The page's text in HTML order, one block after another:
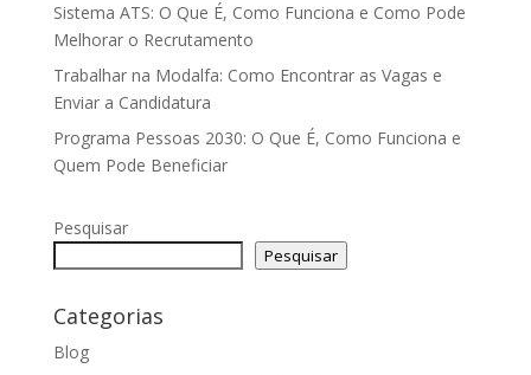
Sistema ATS: O Que É, Como Funciona e Como Pode
Melhorar o Recrutamento
Trabalhar na Modalfa: Como Encontrar as Vagas e
Enviar a Candidatura
Programa Pessoas 2030: O Que É, Como Funciona e
Quem Pode Beneficiar
Pesquisar
Pesquisar
Categorias
Blog